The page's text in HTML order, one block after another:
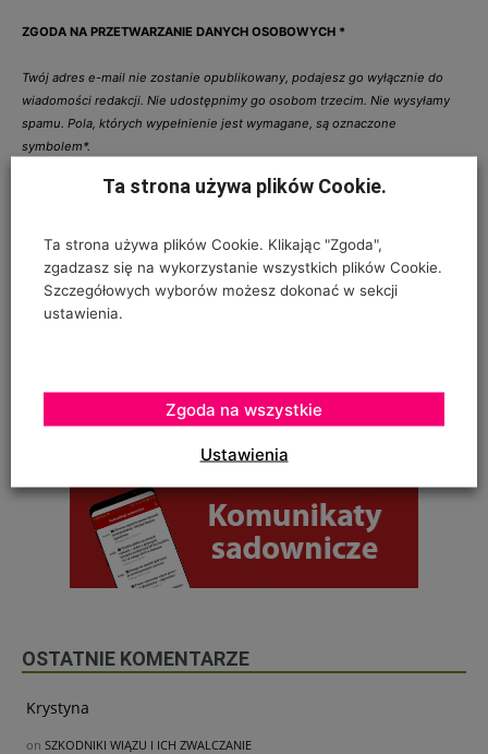
ZGODA NA PRZETWARZANIE DANYCH OSOBOWYCH *
Twój adres e-mail nie zostanie opublikowany, podajesz go wyłącznie do
wiadomości redakcji. Nie udostępnimy go osobom trzecim. Nie wysyłamy
spamu. Pola, których wypełnienie jest wymagane, są oznaczone
symbolem*.
I have read and accepted thePrivacy Policy*
OSTATNIE KOMENTARZE
Krystyna
on SZKODNIKI WIĄZU I ICH ZWALCZANIE
Ta strona używa plików Cookie.
Ta strona używa plików Cookie. Klikając "Zgoda",
zgadzasz się na wykorzystanie wszystkich plików Cookie.
Szczegółowych wyborów możesz dokonać w sekcji
ustawienia.
Ustawienia
Zgoda na wszystkie